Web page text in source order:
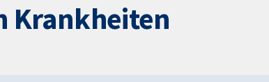
Krankheiten